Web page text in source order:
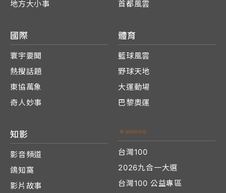
地方大小事
首都風雲
國際
寰宇要聞
熱搜話題
東協萬象
奇人妙事
體育
籃球風雲
野球天地
大運動場
巴黎奧運
知影
影音頻道
鴿知窩
影片故事
台灣100
2026九合一大選
台灣100 公益專區